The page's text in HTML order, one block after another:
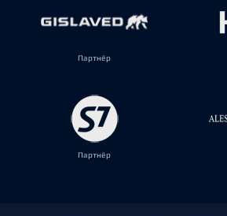
Партнёр
Партнёр